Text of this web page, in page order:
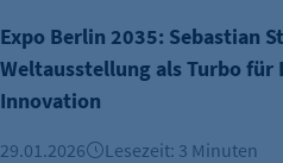
Expo Berlin 2035: Sebastian
Weltausstellung als Turbo
Innovation
29.01.2026 Lesezeit: 3 Minuten